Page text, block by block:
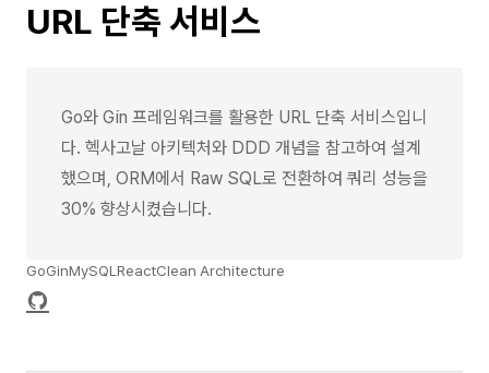
URL 단축 서비스
Go와 Gin 프레임워크를 활용한 URL 단축 서비스입니
다. 헥사고날 아키텍처와 DDD 개념을 참고하여 설계
했으며, ORM에서 Raw SQL로 전환하여 쿼리 성능을
30% 향상시켰습니다.
GoGinMySQLReactClean Architecture